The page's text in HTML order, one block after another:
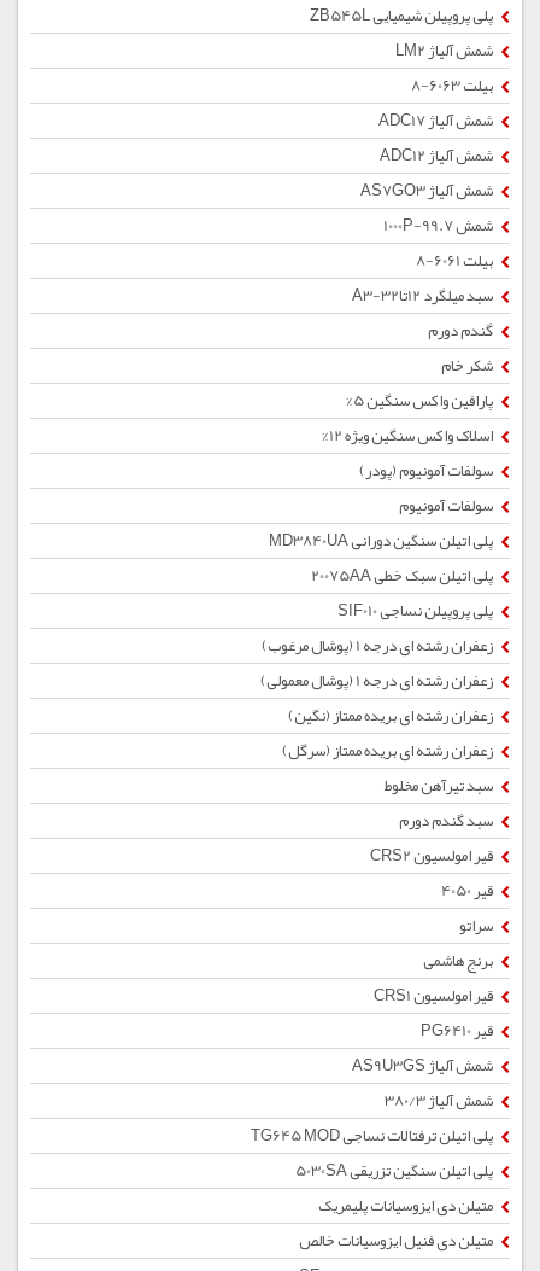
پلی پروپیلن شیمیایی ZB545L
شمش آلیاژ LM2
بیلت 6063-8
شمش آلیاژ ADC17
شمش آلیاژ ADC12
شمش آلیاژ AS7GO3
شمش 1000P-99.7
بیلت 6061-8
سبد میلگرد 12تا32-A3
گندم دورم
شکر خام
پارافین واکس سنگین 5%
اسلاک واکس سنگین ویژه 12%
سولفات آمونیوم (پودر)
سولفات آمونیوم
پلی اتیلن سنگین دورانی MD3840UA
پلی اتیلن سبک خطی 20075AA
پلی پروپیلن نساجی SIF010
زعفران رشته ای درجه 1 (پوشال مرغوب)
زعفران رشته ای درجه 1 (پوشال معمولی)
زعفران رشته ای بریده ممتاز (نگین)
زعفران رشته ای بریده ممتاز (سرگل)
سبد تیرآهن مخلوط
سبد گندم دورم
قیر امولسیون CRS2
قیر 4050
سراتو
برنج هاشمی
قیر امولسیون CRS1
قیر PG6410
شمش آلیاژ AS9U3GS
شمش آلیاژ 380/3
پلی اتیلن ترفتالات نساجی TG645 MOD
پلی اتیلن سنگین تزریقی 5030SA
متیلن دی ایزوسیانات پلیمریک
متیلن دی فنیل ایزوسیانات خالص